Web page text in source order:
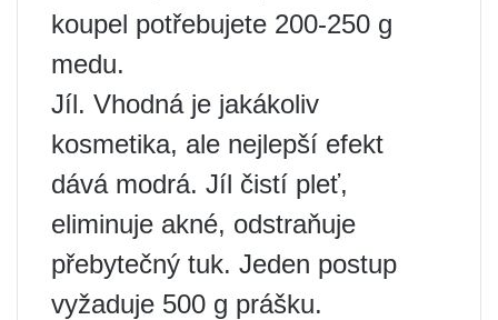
koupel potřebujete 200-250 g
medu.
Jíl. Vhodná je jakákoliv
kosmetika, ale nejlepší efekt
dává modrá. Jíl čistí pleť,
eliminuje akné, odstraňuje
přebytečný tuk. Jeden postup
vyžaduje 500 g prášku.